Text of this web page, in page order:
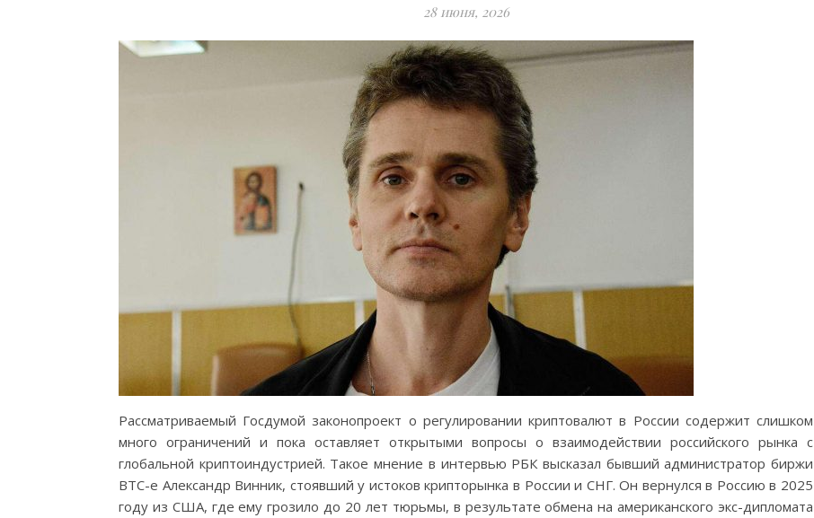
28 июня, 2026
Рассматриваемый Госдумой законопроект о регулировании криптовалют в России содержит слишком
много ограничений и пока оставляет открытыми вопросы о взаимодействии российского рынка с
глобальной криптоиндустрией. Такое мнение в интервью РБК высказал бывший администратор биржи
BTC-e Александр Винник, стоявший у истоков крипторынка в России и СНГ. Он вернулся в Россию в 2025
году из США, где ему грозило до 20 лет тюрьмы, в результате обмена на американского экс-дипломата